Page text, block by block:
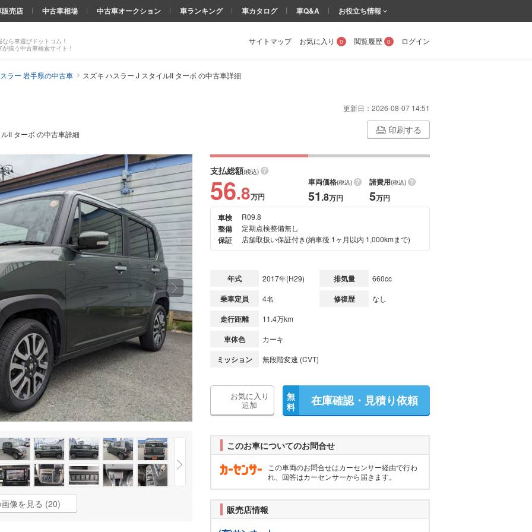
ら車選びドットコム！
揃う中古車検索サイト！
サイトマップ お気に入り 0 閲覧履歴 0 ログイン
売店 中古車相場 中古車オークション 車ランキング 車カタログ 車Q&A お役立ち情報
ラー 岩手県の中古車 スズキ ハスラー J スタイルII ターボ の中古車詳細
更新日： 2026-08-07 14:51
II ターボ の中古車詳細 印刷する
次の
画像
像を見る (20)
支払総額(税込)
56.8万円
車両価格(税込)
51.8万円
諸費用(税込)
5万円
車検
R09.8
整備 定期点検整備無し
保証 店舗取扱い保証付き(納車後 1ヶ月以内 1,000kmまで)
年式 2017年(H29) 排気量 660cc
乗車定員 4名 修復歴 なし
走行距離 11.4万km
車体色 カーキ
ミッション 無段階変速 (CVT)
お気に入り
追加
無
料
在庫確認・見積り依頼
このお車についてのお問合せ
この車両のお問合せはカーセンサー経由で行わ
れ、回答はカーセンサーから届きます。
販売店情報